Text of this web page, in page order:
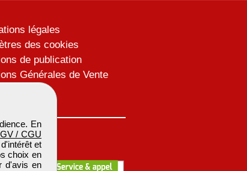
En
/ CGU
et
choix en
d'avis en
légales
des cookies
de publication
Générales de Vente